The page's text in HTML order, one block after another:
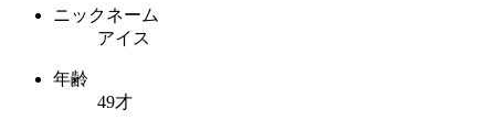
ニックネーム
アイス
年齢
49才